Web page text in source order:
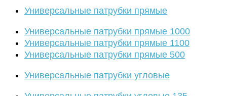
Универсальные патрубки прямые
Универсальные патрубки прямые 1000
Универсальные патрубки прямые 1100
Универсальные патрубки прямые 500
Универсальные патрубки угловые